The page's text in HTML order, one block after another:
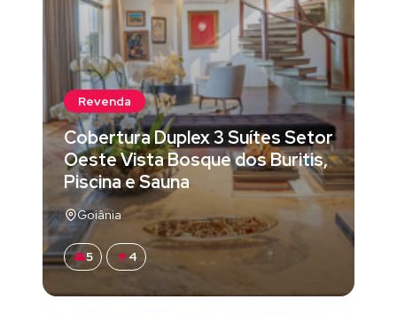
Revenda
Cobertura Duplex 3 Suítes Setor
Oeste Vista Bosque dos Buritis,
Piscina e Sauna
Goiânia
5 4